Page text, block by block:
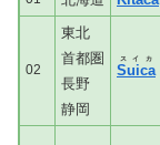
02
東北
首都圏
長野
静岡
Suica
スイカ